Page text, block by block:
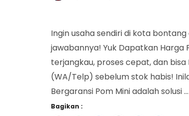
Ingin usaha sendiri di kota
jawabannya! Yuk Dapatkan Harga
terjangkau, proses cepat, dan
(WA/Telp) sebelum stok habis!
Bergaransi Pom Mini adalah solusi …
Bagikan :